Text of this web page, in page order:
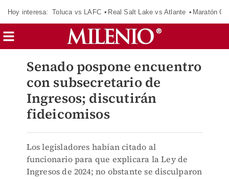
Hoy interesa: Toluca vs LAFC Real Salt Lake vs Atlante Maratón
Senado pospone encuentro
con subsecretario de
Ingresos; discutirán
fideicomisos
Los legisladores habían citado al
funcionario para que explicara la Ley de
Ingresos de 2024; no obstante se disculparon